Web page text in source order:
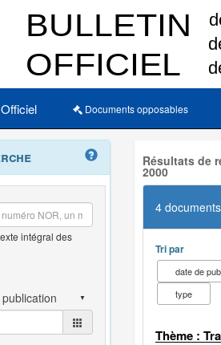
Documents opposables
intégral des
Résultats de
2000
4
Tri par
date de
type
Thème :